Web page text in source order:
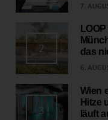
7.
2
das
6.
3
Wien
Hitze
läuft